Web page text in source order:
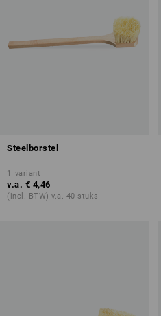
Steelborstel
1 variant
v.a. € 4,46
(incl. BTW) v.a. 40 stuks